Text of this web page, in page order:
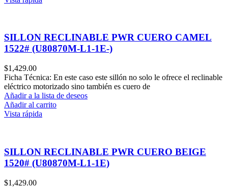
SILLON RECLINABLE PWR CUERO CAMEL
1522# (U80870M-L1-1E-)
$1,429.00
Ficha Técnica: En este caso este sillón no solo le ofrece el reclinable
eléctrico motorizado sino también es cuero de
Añadir a la lista de deseos
Añadir al carrito
Vista rápida
SILLON RECLINABLE PWR CUERO BEIGE
1520# (U80870M-L1-1E)
$1,429.00